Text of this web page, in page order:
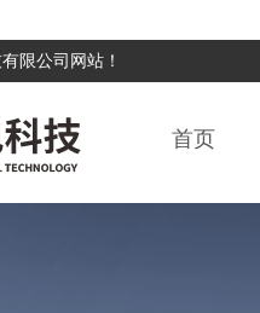
限公司网站！
首页